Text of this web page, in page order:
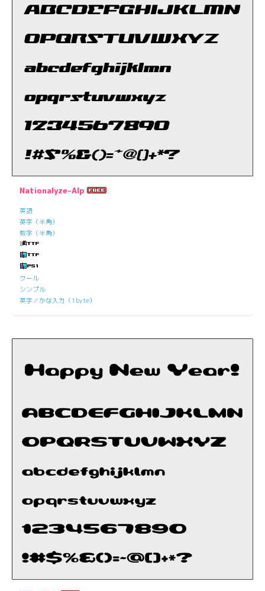
Nationalyze-Alp
英語
英字（半角）
数字（半角）
クール
シンプル
英字／かな入力（1byte）